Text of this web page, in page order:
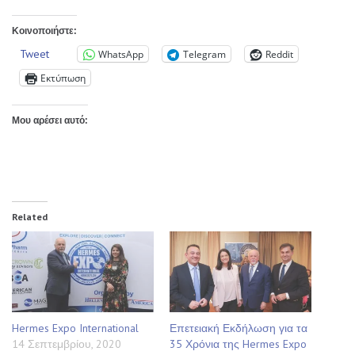
Κοινοποιήστε:
Tweet WhatsApp Telegram
Reddit
Εκτύπωση
Μου αρέσει αυτό:
Related
Hermes Expo International
14 Σεπτεμβρίου, 2020
Επετειακή Εκδήλωση για τα
35 Χρόνια της Hermes Expo